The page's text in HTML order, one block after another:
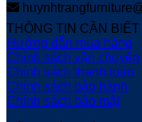
THÔNG TIN CẦN BIẾT
Hướng dẫn mua hàng
Chính sách vận chuyển
Chính sách thanh toán
Chính sách bảo hành
Chính sách bảo mật